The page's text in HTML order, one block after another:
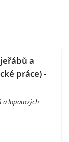
a
práce) -
a lopatových